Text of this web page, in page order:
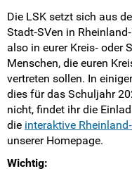
Die LSK setzt sich aus
Stadt‐SVen in
also in eurer Kreis‐ oder
Menschen, die euren
vertreten sollen. In
dies für das Schuljahr
nicht, findet ihr die
die interaktive
unserer Homepage.
Wichtig: